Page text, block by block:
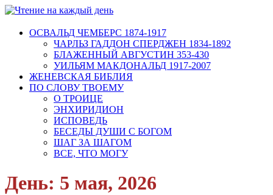
ОСВАЛЬД ЧЕМБЕРС 1874-1917
ЧАРЛЬЗ ГАДДОН СПЕРДЖЕН 1834-1892
БЛАЖЕННЫЙ АВГУСТИН 353-430
УИЛЬЯМ МАКДОНАЛЬД 1917-2007
ЖЕНЕВСКАЯ БИБЛИЯ
ПО СЛОВУ ТВОЕМУ
О ТРОИЦЕ
ЭНХИРИДИОН
ИСПОВЕДЬ
БЕСЕДЫ ДУШИ С БОГОМ
ШАГ ЗА ШАГОМ
ВСЕ, ЧТО МОГУ
День: 5 мая, 2026